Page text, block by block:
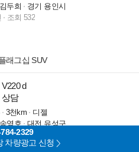
두희
경기 용인시
조회 532
래그십 SUV
d
상담
3천km
디젤
영호
대전 유성구
조회 5,098
2329
차량광고 신청